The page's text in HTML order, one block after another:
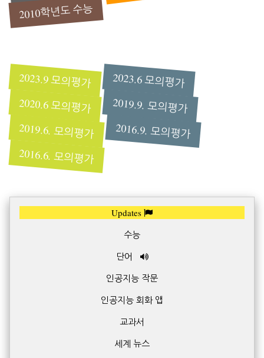
2010학년도 수능
2023.9 모의평가
2023.6 모의평가
2020.6 모의평가
2019.9. 모의평가
2019.6. 모의평가
2016.9. 모의평가
2016.6. 모의평가
Updates
수능
단어
인공지능 작문
인공지능 회화 앱
교과서
세계 뉴스